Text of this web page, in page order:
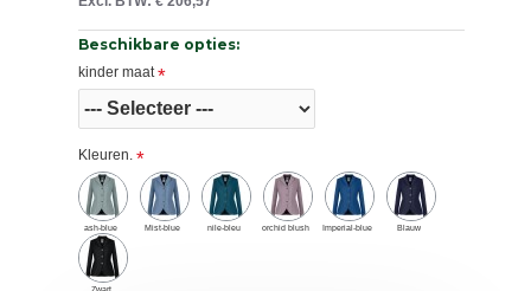
Beschikbare opties:
kinder maat
Kleuren.
ash-blue Mist-blue nile-bleu orchid blush Imperial-blue Blauw
Zwart